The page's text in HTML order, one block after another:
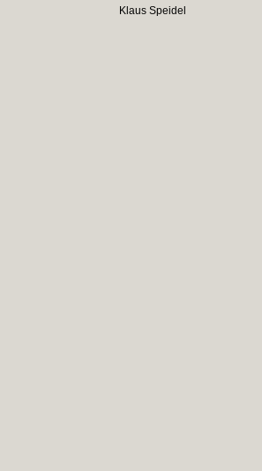
Klaus Speidel